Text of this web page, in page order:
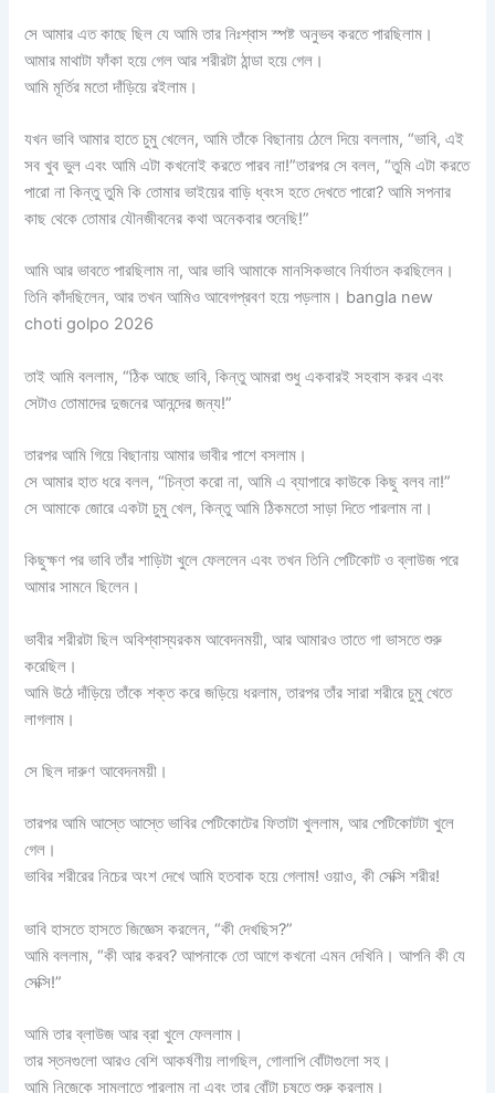
সে আমার এত কাছে ছিল যে আমি তার নিঃশ্বাস স্পষ্ট অনুভব করতে পারছিলাম।
আমার মাথাটা ফাঁকা হয়ে গেল আর শরীরটা ঠান্ডা হয়ে গেল।
আমি মূর্তির মতো দাঁড়িয়ে রইলাম।
যখন ভাবি আমার হাতে চুমু খেলেন, আমি তাঁকে বিছানায় ঠেলে দিয়ে বললাম, “ভাবি, এই
সব খুব ভুল এবং আমি এটা কখনোই করতে পারব না!”তারপর সে বলল, “তুমি এটা করতে
পারো না কিন্তু তুমি কি তোমার ভাইয়ের বাড়ি ধ্বংস হতে দেখতে পারো? আমি সপনার
কাছ থেকে তোমার যৌনজীবনের কথা অনেকবার শুনেছি!”
আমি আর ভাবতে পারছিলাম না, আর ভাবি আমাকে মানসিকভাবে নির্যাতন করছিলেন।
তিনি কাঁদছিলেন, আর তখন আমিও আবেগপ্রবণ হয়ে পড়লাম। bangla new
choti golpo 2026
তাই আমি বললাম, “ঠিক আছে ভাবি, কিন্তু আমরা শুধু একবারই সহবাস করব এবং
সেটাও তোমাদের দুজনের আনন্দের জন্য!”
তারপর আমি গিয়ে বিছানায় আমার ভাবীর পাশে বসলাম।
সে আমার হাত ধরে বলল, “চিন্তা করো না, আমি এ ব্যাপারে কাউকে কিছু বলব না!”
সে আমাকে জোরে একটা চুমু খেল, কিন্তু আমি ঠিকমতো সাড়া দিতে পারলাম না।
কিছুক্ষণ পর ভাবি তাঁর শাড়িটা খুলে ফেললেন এবং তখন তিনি পেটিকোট ও ব্লাউজ পরে
আমার সামনে ছিলেন।
ভাবীর শরীরটা ছিল অবিশ্বাস্যরকম আবেদনময়ী, আর আমারও তাতে গা ভাসতে শুরু
করেছিল।
আমি উঠে দাঁড়িয়ে তাঁকে শক্ত করে জড়িয়ে ধরলাম, তারপর তাঁর সারা শরীরে চুমু খেতে
লাগলাম।
সে ছিল দারুণ আবেদনময়ী।
তারপর আমি আস্তে আস্তে ভাবির পেটিকোটের ফিতাটা খুললাম, আর পেটিকোটটা খুলে
গেল।
ভাবির শরীরের নিচের অংশ দেখে আমি হতবাক হয়ে গেলাম! ওয়াও, কী সেক্সি শরীর!
ভাবি হাসতে হাসতে জিজ্ঞেস করলেন, “কী দেখছিস?”
আমি বললাম, “কী আর করব? আপনাকে তো আগে কখনো এমন দেখিনি। আপনি কী যে
সেক্সি!”
আমি তার ব্লাউজ আর ব্রা খুলে ফেললাম।
তার স্তনগুলো আরও বেশি আকর্ষণীয় লাগছিল, গোলাপি বোঁটাগুলো সহ।
আমি নিজেকে সামলাতে পারলাম না এবং তার বোঁটা চুষতে শুরু করলাম।